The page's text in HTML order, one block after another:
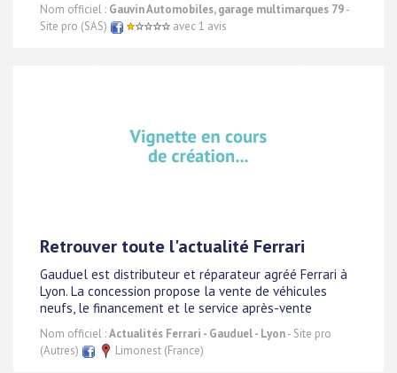
Nom officiel : Gauvin Automobiles, garage multimarques 79-
Site pro (SAS)
avec 1 avis
Retrouver toute l'actualité Ferrari
Gauduel est distributeur et réparateur agréé Ferrari à
Lyon. La concession propose la vente de véhicules
neufs, le financement et le service après-vente
Nom officiel :Actualités Ferrari - Gauduel - Lyon- Site pro
(Autres)
Limonest (France)